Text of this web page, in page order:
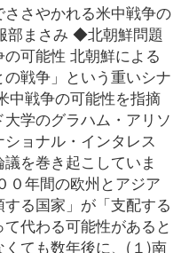
さやかれる米中戦争の
部まさみ ◆北朝鮮問題
可能性 北朝鮮による
戦争」という重いシナ
中戦争の可能性を指摘
学のグラハム・アリソ
ョナル・インタレス
を巻き起こしていま
０年間の欧州とアジア
る国家」が「支配する
代わる可能性があると
ても数年後に、(１)南